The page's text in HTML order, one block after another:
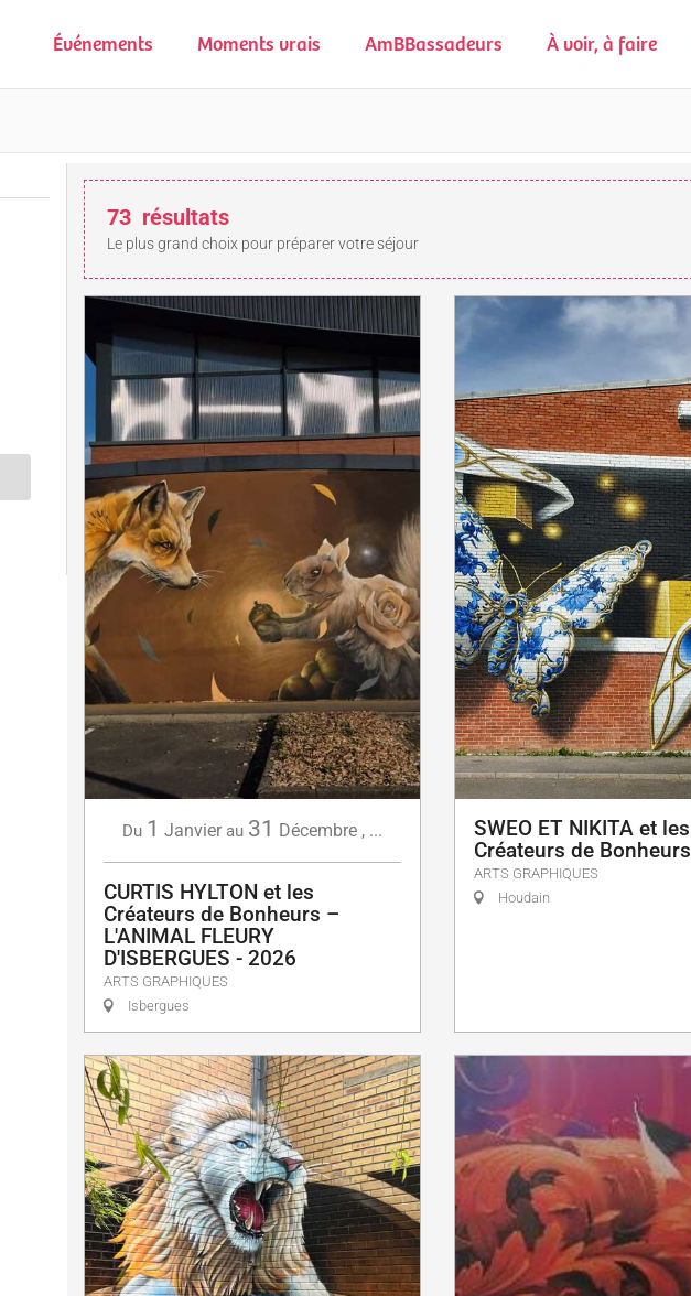
Événements Moments vrais AmBBassadeurs À voir, à faire
73 résultats
Le plus grand choix pour préparer votre séjour
Du 1 Janvier au 31 Décembre , ...
CURTIS HYLTON et les
Créateurs de Bonheurs –
L'ANIMAL FLEURY
D'ISBERGUES - 2026
ARTS GRAPHIQUES
Isbergues
SWEO ET NIKITA et les
Créateurs de Bonheurs
ARTS GRAPHIQUES
Houdain